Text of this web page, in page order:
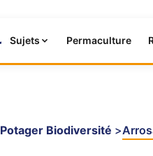
Sujets Permaculture
Biodiversité